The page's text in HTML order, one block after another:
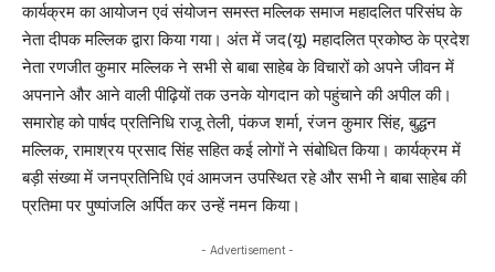
कार्यक्रम का आयोजन एवं संयोजन समस्त मल्लिक समाज महादलित परिसंघ के
नेता दीपक मल्लिक द्वारा किया गया। अंत में जद(यू) महादलित प्रकोष्ठ के प्रदेश
नेता रणजीत कुमार मल्लिक ने सभी से बाबा साहेब के विचारों को अपने जीवन में
अपनाने और आने वाली पीढ़ियों तक उनके योगदान को पहुंचाने की अपील की।
समारोह को पार्षद प्रतिनिधि राजू तेली, पंकज शर्मा, रंजन कुमार सिंह, बुद्धन
मल्लिक, रामाश्रय प्रसाद सिंह सहित कई लोगों ने संबोधित किया। कार्यक्रम में
बड़ी संख्या में जनप्रतिनिधि एवं आमजन उपस्थित रहे और सभी ने बाबा साहेब की
प्रतिमा पर पुष्पांजलि अर्पित कर उन्हें नमन किया।
- Advertisement -